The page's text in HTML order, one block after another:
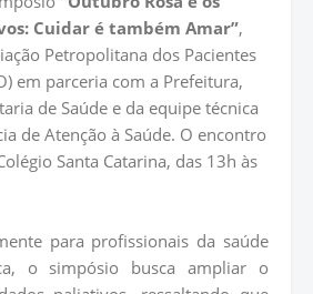
Cuidar é também Amar”,
Petropolitana dos Pacientes
em parceria com a Prefeitura,
de Saúde e da equipe técnica
de Atenção à Saúde. O encontro
Santa Catarina, das 13h às
para profissionais da saúde
o simpósio busca ampliar o